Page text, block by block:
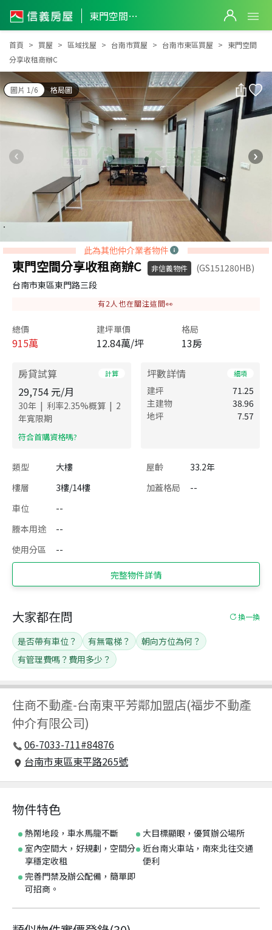
東門空間分享收租商辦C
東門空間分享收租商辦C
首頁 買屋 區域找屋 台南市買屋 台南市東區買屋
東門空間
分享收租商辦C
圖片 1/6 格局圖
此為其他仲介業者物件
東門空間分享收租商辦C 非信義物件
(GS151280HB)
台南市東區東門路三段
有2 人也在關注這間👀
總價
915萬
建坪單價
12.84萬/坪
格局
13房
房貸試算 計算
29,754 元/月
30年 | 利率2.35%概算 | 2
年寬限期
​符合首購資格嗎?
坪數詳情 細項
建坪
71.25
主建物
38.96
地坪
7.57
類型 大樓 屋齡
33.2年
樓層
3樓/14樓 加蓋格局
--
車位
--
謄本用途
--
使用分區
--
完整物件詳情
住商不動產-台南東平芳鄰加盟店(福步不動產
仲介有限公司)
06-7033-711#84876
台南市東區東平路265號
大家都在問 換一換
是否帶有車位？ 有無電梯？
朝向方位為何？
有管理費嗎？費用多少？
物件特色
熱鬧地段，車水馬龍不斷
大目標顯眼，優質辦公場所
室內空間大，好規劃，空間分
享穩定收租
近台南火車站，南來北往交通
便利
完善門禁及辦公配備，簡單即
可招商。